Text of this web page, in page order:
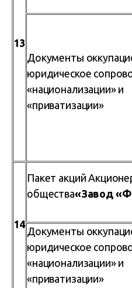
13
Документы
юридическое
«национализации» и
«приватизации»
14
Пакет акций
общества«Завод
Документы
юридическое
«национализации» и
«приватизации»